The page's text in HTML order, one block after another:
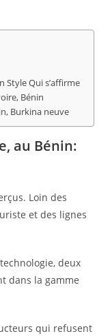
Style Qui s’affirme
Bénin
Burkina neuve
au Bénin:
Loin des
et des lignes
deux
dans la gamme
qui refusent